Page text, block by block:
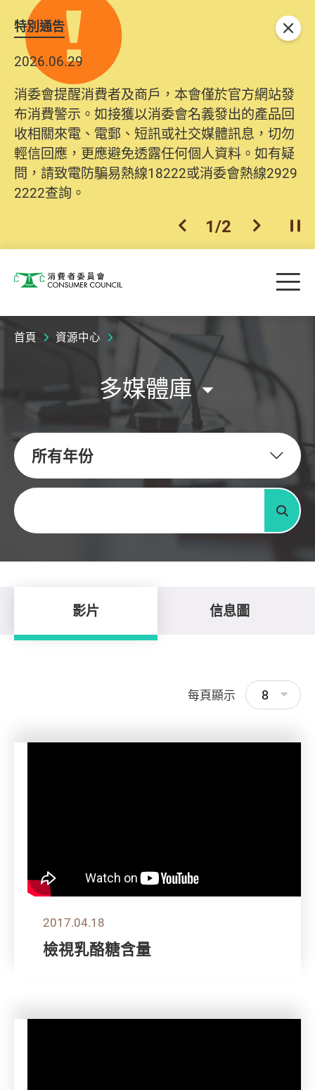
特別通告
2026.06.29
消委會提醒消費者及商戶，本會僅於官方網站發
布消費警示。如接獲以消委會名義發出的產品回
收相關來電、電郵、短訊或社交媒體訊息，切勿
輕信回應，更應避免透露任何個人資料。如有疑
問，請致電防騙易熱線18222或消委會熱線2929
2222查詢。
2025.10.31
為提升使用者體驗及網絡安全，本會的投訴處理
系統已經進行升級及推出新功能。由2025年11月
10日起，消費者需要提供基本聯絡資料（包括姓
名、電郵及電話）註冊帳戶，才可提交投訴、查
詢及建議。所有提交紀錄將清晰整合於帳戶中，
方便日後作出跟進。
上一個
2/2 下一個開
關閉
消費者委員會 目
首頁 資源中心
多媒體庫
所有年份
關鍵字
搜尋
影片 信息圖
每頁顯示 8
2017.04.18
檢視乳酪糖含量